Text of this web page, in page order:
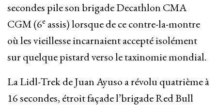
secondes pile son brigade Decathlon CMA
CGM (6e assis) lorsque de ce contre-la-montre
où les vieillesse incarnaient accepté isolément
sur quelque pistard verso le taxinomie mondial.
La Lidl-Trek de Juan Ayuso a révolu quatrième à
16 secondes, étroit façade l’brigade Red Bull